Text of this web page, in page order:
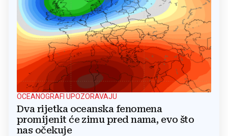
OCEANOGRAFI UPOZORAVAJU
Dva rijetka oceanska fenomena
promijenit će zimu pred nama, evo što
nas očekuje